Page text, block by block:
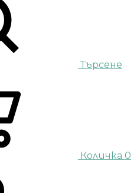
Търсене
Количка 0